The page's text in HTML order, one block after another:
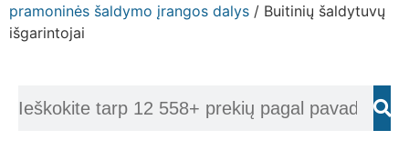
pramoninės šaldymo įrangos dalys / Buitinių šaldytuvų
išgarintojai